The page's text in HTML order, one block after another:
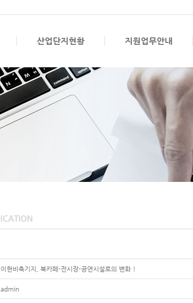
산업단지현황 지원업무안내
이현비축기지, 북카페-전시장-공연시설로의 변화 !
admin